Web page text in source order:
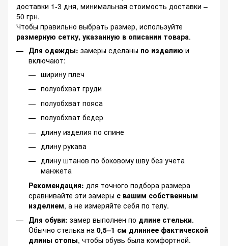
доставки 1-3 дня, минимальная стоимость доставки –
50 грн.
Чтобы правильно выбрать размер, используйте
размерную сетку, указанную в описании товара.
Для одежды: замеры сделаны по изделию и
включают:
ширину плеч
полуобхват груди
полуобхват пояса
полуобхват бедер
длину изделия по спине
длину рукава
длину штанов по боковому шву без учета
манжета
Рекомендация: для точного подбора размера
сравнивайте эти замеры с вашим собственным
изделием, а не измеряйте себя по телу.
Для обуви: замер выполнен по длине стельки.
Обычно стелька на 0,5–1 см длиннее фактической
длины стопы, чтобы обувь была комфортной.